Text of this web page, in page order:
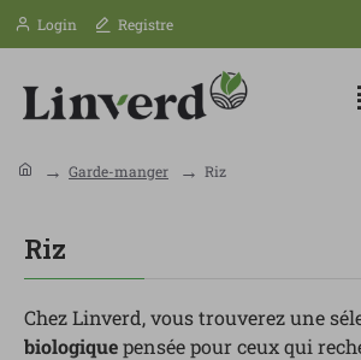
Login Registre
Garde-manger Riz
Riz
Chez Linverd, vous trouverez une
biologiquepensée pour ceux qui